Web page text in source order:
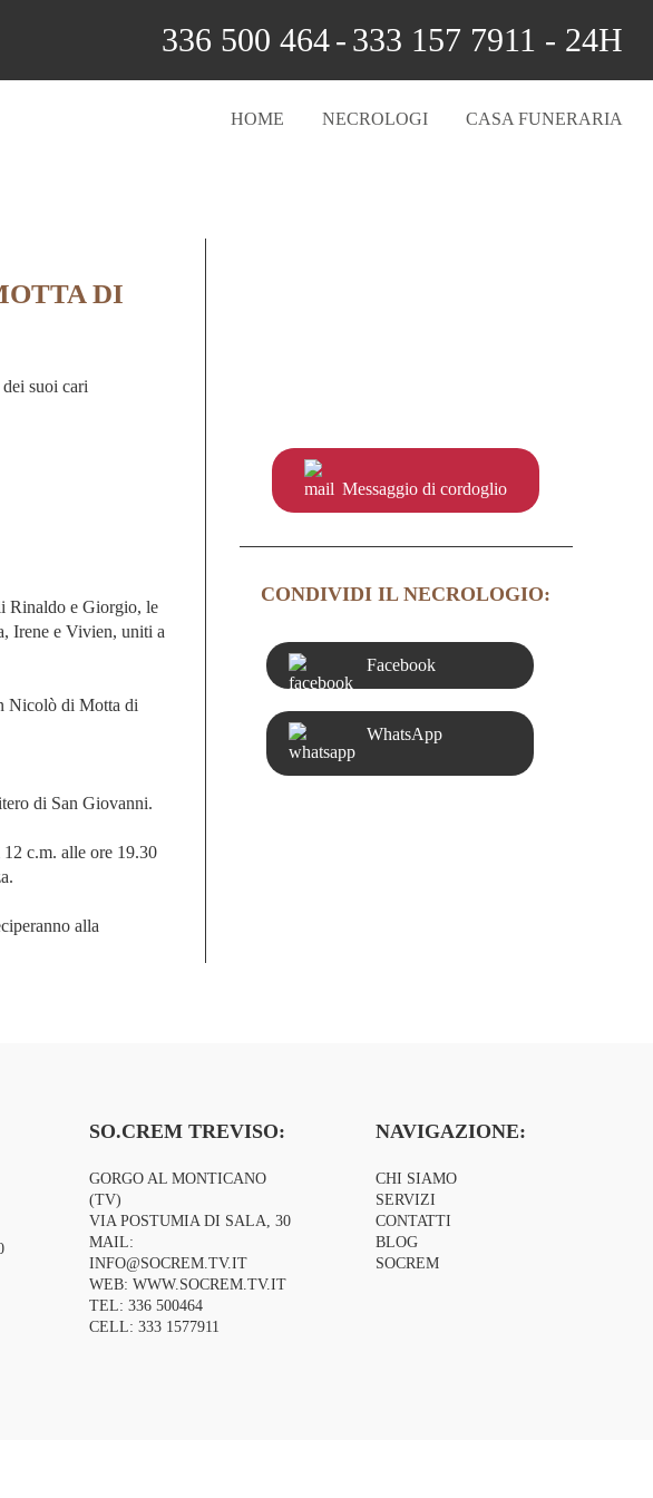
336 500 464- 333 157 7911 - 24H
HOME NECROLOGI CASA FUNERARIA
DI
suoi cari
Rinaldo e Giorgio, le
Irene e Vivien, uniti a
Nicolò di Motta di
di San Giovanni.
c.m. alle ore 19.30
alla
Messaggio di cordoglio
CONDIVIDI IL NECROLOGIO:
Facebook
WhatsApp
SO.CREM TREVISO:
GORGO AL MONTICANO
(TV)
VIA POSTUMIA DI SALA, 30
MAIL:
INFO@SOCREM.TV.IT
WEB:WWW.SOCREM.TV.IT
TEL:336 500464
CELL:333 1577911
NAVIGAZIONE:
CHI SIAMO
SERVIZI
CONTATTI
BLOG
SOCREM